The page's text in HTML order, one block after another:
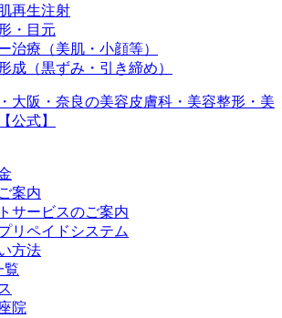
再生注射
・目元
治療（美肌・小顔等）
成（黒ずみ・引き締め）
案内
サービスのご案内
リペイドシステム
方法
覧
院